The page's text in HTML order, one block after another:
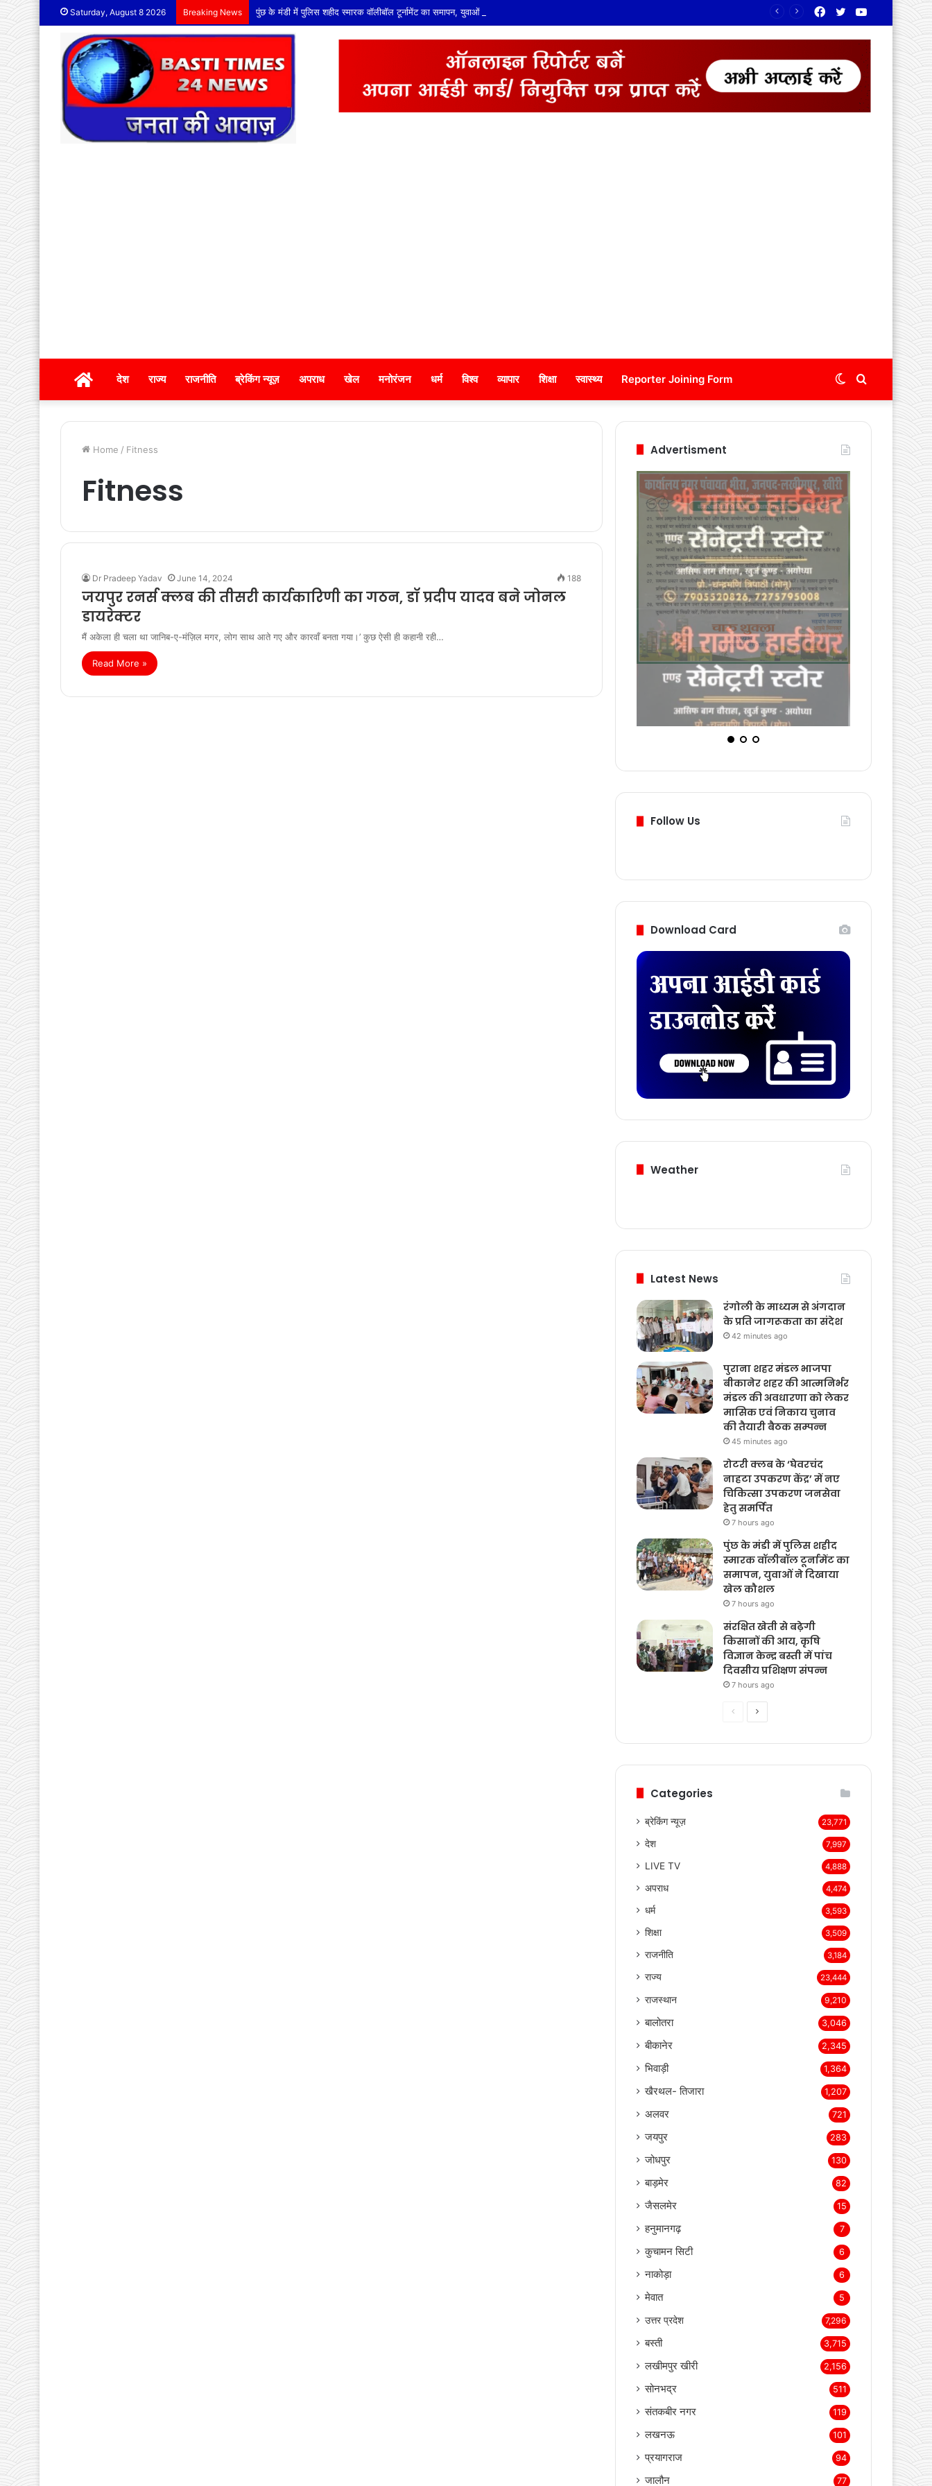
Saturday, August 8 2026 Breaking News पुंछ के मंडी में पुलिस शहीद स्मारक वॉलीबॉल टूर्नामेंट का समापन, युवाओं ने दिखाया खेल कौशल YouTube
Twitter
Facebook
होम देश राज्य राजनीति ब्रेकिंग न्यूज़ अपराध खेल मनोरंजन धर्म विश्व व्यापार शिक्षा स्वास्थ्य Reporter Joining Form Switch
skin
Home / Fitness
Fitness
Dr Pradeep Yadav June 14, 2024 188
जयपुर रनर्स क्लब की तीसरी कार्यकारिणी का गठन, डॉ प्रदीप यादव बने जोनल
डायरेक्टर
मैं अकेला ही चला था जानिब-ए-मंज़िल मगर, लोग साथ आते गए और कारवाँ बनता गया।’ कुछ ऐसी ही कहानी रही…
Read More »
Advertisment
Latest News
रंगोली के माध्यम से अंगदान
42 minutes ago
पुराना शहर मंडल भाजपा
बीकानेर शहर की आत्मनिर्भर
मंडल की अवधारणा को लेकर
मासिक एवं निकाय चुनाव
की तैयारी बैठक सम्पन्न
45 minutes ago
रोटरी क्लब के ‘घेवरचंद
नाहटा उपकरण केंद्र’ में नए
चिकित्सा उपकरण जनसेवा
हेतु समर्पित
7 hours ago
पुंछ के मंडी में पुलिस शहीद
स्मारक वॉलीबॉल टूर्नामेंट का
समापन, युवाओं ने दिखाया
खेल कौशल
7 hours ago
संरक्षित खेती से बढ़ेगी
किसानों की आय, कृषि
विज्ञान केन्द्र बस्ती में पांच
दिवसीय प्रशिक्षण संपन्न
7 hours ago
Categories
ब्रेकिंग न्यूज़ 23,771
देश 7,997
LIVE TV 4,888
अपराध 4,474
धर्म 3,593
शिक्षा 3,509
राजनीति 3,184
राज्य 23,444
राजस्थान 9,210
बालोतरा 3,046
बीकानेर 2,345
भिवाड़ी 1,364
खैरथल- तिजारा 1,207
अलवर 721
जयपुर 283
जोधपुर 130
बाड़मेर 82
जैसलमेर 15
हनुमानगढ़ 7
कुचामन सिटी 6
नाकोड़ा 6
मेवात 5
उत्तर प्रदेश 7,296
बस्ती 3,715
लखीमपुर खीरी 2,156
सोनभद्र 511
संतकबीर नगर 119
लखनऊ 101